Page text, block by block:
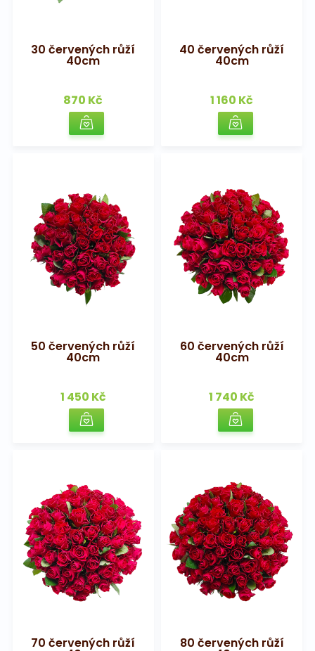
30 červených růží
40cm
870 Kč
40 červených růží
40cm
1 160 Kč
50 červených růží
40cm
1 450 Kč
60 červených růží
40cm
1 740 Kč
70 červených růží 80 červených růží